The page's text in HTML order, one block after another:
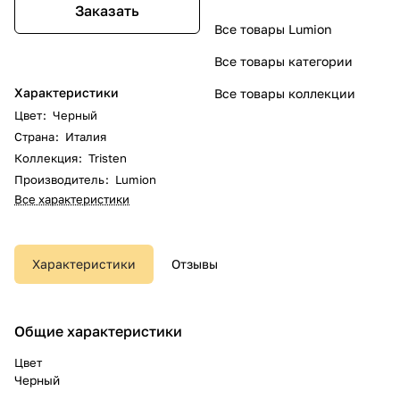
Заказать
Характеристики
Цвет: Черный
Страна: Италия
Коллекция: Tristen
Производитель: Lumion
Все характеристики
Все товары Lumion
Все товары категории
Все товары коллекции
Характеристики Отзывы
Общие характеристики
Цвет
Черный